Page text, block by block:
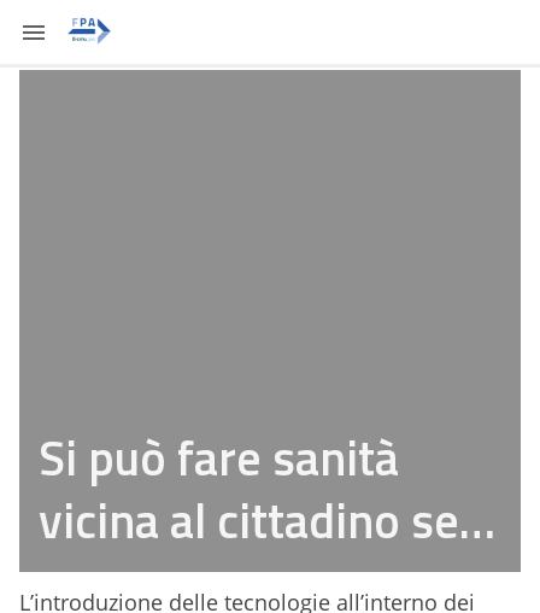
Si può fare sanità
vicina al cittadino se…
L’introduzione delle tecnologie all’interno dei